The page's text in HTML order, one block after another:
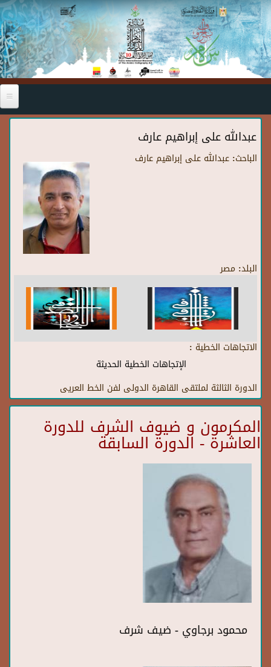
Skip to main content
عبدالله على إبراهيم عارف
الباحث: عبدالله على إبراهيم عارف
البلد: مصر
الاتجاهات الخطية :
الإتجاهات الخطية الحديثة
الدورة الثالثة لملتقى القاهرة الدولى لفن الخط العريى
المكرمون و ضيوف الشرف للدورة
العاشرة - الدورة السابقة
محمود برجاوي - ضيف شرف